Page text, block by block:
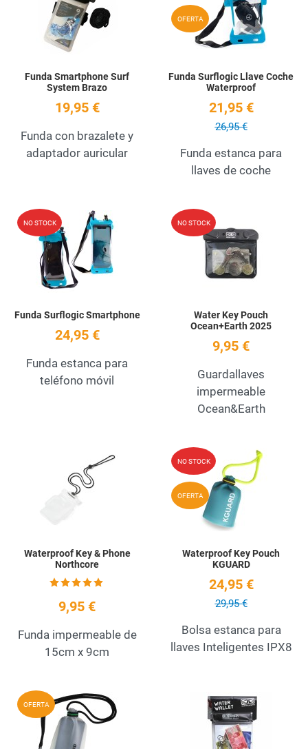
Quick View
Funda Smartphone Surf
System Brazo
19,95 €
Funda con brazalete y
adaptador auricular
OFERTA
Funda Surflogic Llave Coche
Waterproof
21,95 €
26,95 €
Funda estanca para
llaves de coche
NO STOCK Add to Wishlist
Funda Surflogic Smartphone
24,95 €
Funda estanca para
teléfono móvil
NO STOCK
Water Key Pouch
Ocean+Earth 2025
9,95 €
Guardallaves
impermeable
Ocean&Earth
Add to Wishlist
Quick View
Waterproof Key & Phone
Northcore
9,95 €
Funda impermeable de
15cm x 9cm
NO STOCK
OFERTA
Waterproof Key Pouch
KGUARD
24,95 €
29,95 €
Bolsa estanca para
llaves Inteligentes IPX8
OFERTA Add to Wishlist